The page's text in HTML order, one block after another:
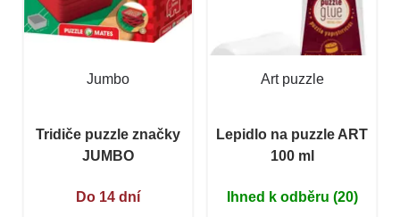
Jumbo
Tridiče puzzle značky
JUMBO
Do 14 dní
Art puzzle
Lepidlo na puzzle ART
100 ml
Ihned k odběru (20)